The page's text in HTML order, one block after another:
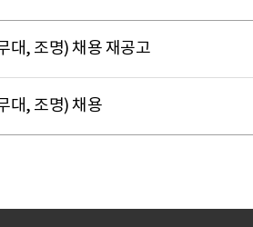
대, 조명) 채용 재공고
대, 조명) 채용